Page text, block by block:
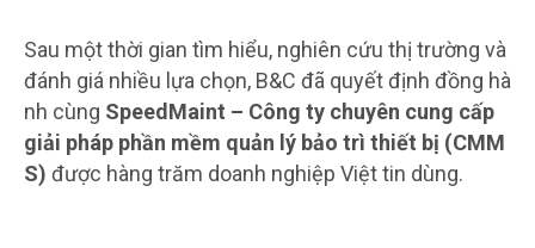
Sau một thời gian tìm hiểu, nghiên cứu thị trường và
đánh giá nhiều lựa chọn, B&C đã quyết định đồng hà
nh cùng SpeedMaint – Công ty chuyên cung cấp
giải pháp phần mềm quản lý bảo trì thiết bị (CMM
S) được hàng trăm doanh nghiệp Việt tin dùng.